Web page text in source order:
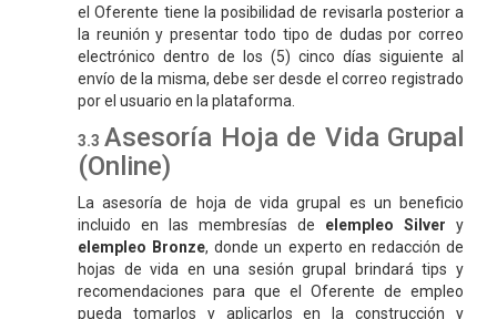
el Oferente tiene la posibilidad de revisarla posterior a
la reunión y presentar todo tipo de dudas por correo
electrónico dentro de los (5) cinco días siguiente al
envío de la misma, debe ser desde el correo registrado
por el usuario en la plataforma.
Asesoría Hoja de Vida Grupal
(Online)
La asesoría de hoja de vida grupal es un beneficio
incluido en las membresías de elempleo Silver y
elempleo Bronze, donde un experto en redacción de
hojas de vida en una sesión grupal brindará tips y
recomendaciones para que el Oferente de empleo
pueda tomarlos y aplicarlos en la construcción y